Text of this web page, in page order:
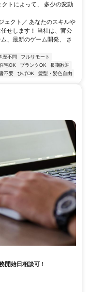
トによって、 多少の変動
ェクト／ あなたのスキルや
せします！ 当社は、官公
、最新のゲーム開発、 さ
歴不問
フルリモート
宅OK ブランクOK
長期歓迎
不要 ひげOK 髪型・髪色自由
開始日相談可！